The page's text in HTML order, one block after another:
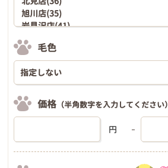
毛色
価格 （半角数字を入力してください）
円